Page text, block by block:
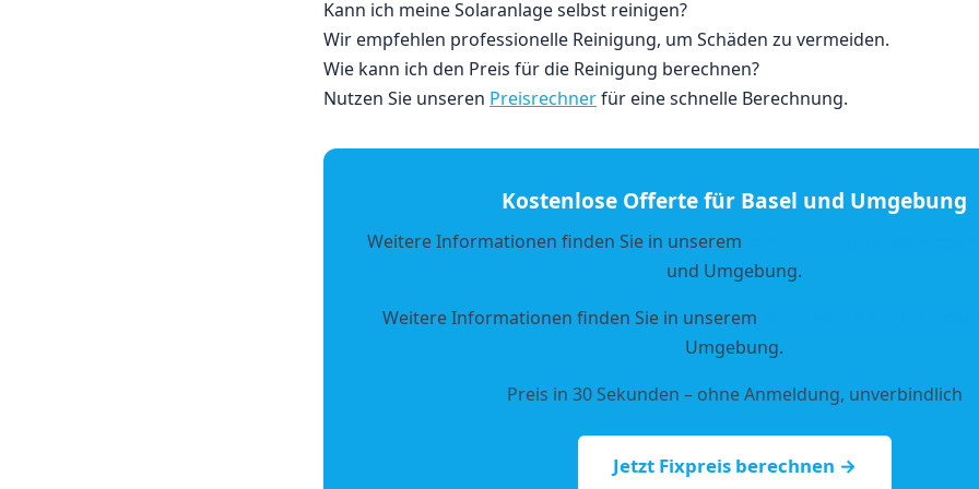
Kann ich meine Solaranlage selbst reinigen?
Wir empfehlen professionelle Reinigung, um Schäden zu vermeiden.
Wie kann ich den Preis für die Reinigung berechnen?
Nutzen Sie unseren Preisrechnerfür eine schnelle Berechnung.
Kostenlose Offerte für Basel und Umgebung
Weitere Informationen finden Sie in unserem
und Umgebung.
Weitere Informationen finden Sie in unserem
Umgebung.
Preis in 30 Sekunden – ohne Anmeldung, unverbindlich
Jetzt Fixpreis berechnen →